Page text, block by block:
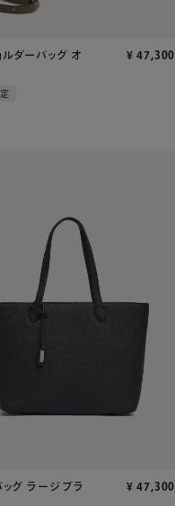
ルダーバッグ オ
¥ 47,300
ッグ ラージ ブラ
¥ 47,300